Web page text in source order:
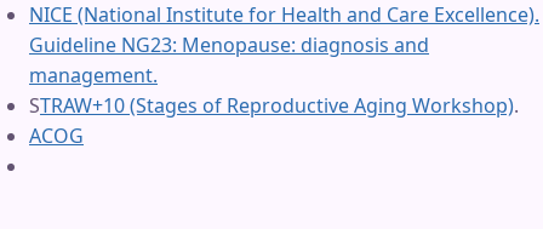
NICE (National Institute for Health and Care Excellence).
Guideline NG23: Menopause: diagnosis and
management.
STRAW+10 (Stages of Reproductive Aging Workshop).
ACOG